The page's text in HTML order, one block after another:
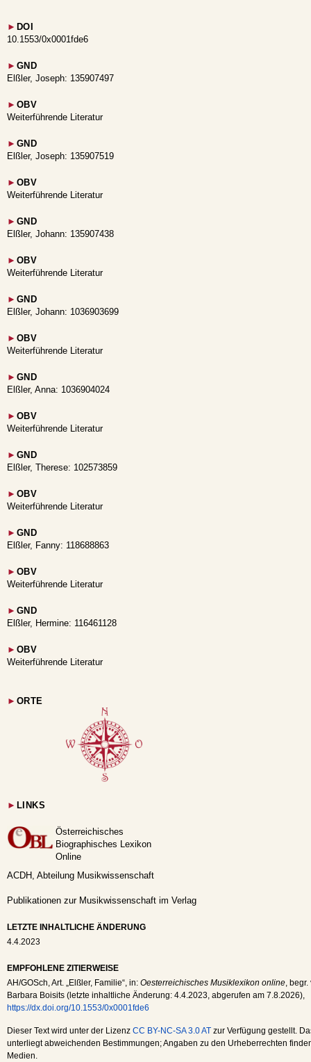
► DOI
10.1553/0x0001fde6
► GND
Elßler, Joseph: 135907497
► OBV
Weiterführende Literatur
► GND
Elßler, Joseph: 135907519
► OBV
Weiterführende Literatur
► GND
Elßler, Johann: 135907438
► OBV
Weiterführende Literatur
► GND
Elßler, Johann: 1036903699
► OBV
Weiterführende Literatur
► GND
Elßler, Anna: 1036904024
► OBV
Weiterführende Literatur
► GND
Elßler, Therese: 102573859
► OBV
Weiterführende Literatur
► GND
Elßler, Fanny: 118688863
► OBV
Weiterführende Literatur
► GND
Elßler, Hermine: 116461128
► OBV
Weiterführende Literatur
► ORTE
► LINKS
Österreichisches
Biographisches Lexikon
Online
ACDH, Abteilung Musikwissenschaft
Publikationen zur Musikwissenschaft im Verlag
LETZTE INHALTLICHE ÄNDERUNG
4.4.2023
EMPFOHLENE ZITIERWEISE
AH/GOSch, Art. „Elßler, Familie“, in: Oesterreichisches Musiklexikon online,
Barbara Boisits (letzte inhaltliche Änderung: 4.4.2023, abgerufen am 7.8.2026),
https://dx.doi.org/10.1553/0x0001fde6
Dieser Text wird unter der Lizenz CC BY-NC-SA 3.0 AT zur Verfügung gestellt.
unterliegt abweichenden Bestimmungen; Angaben zu den Urheberrechten
Medien.